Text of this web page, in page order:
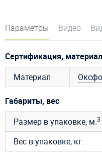
Параметры Видео
Сертификация,
Материал
Габариты, вес
Размер в упаковке, м.3
Вес в упаковке, кг.